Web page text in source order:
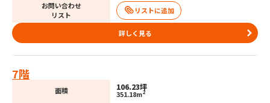
お問い合わせ
リスト
詳しく見る
7階
面積 106.23坪
351.18m2